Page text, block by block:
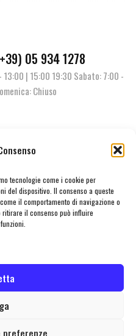
tecnologie come i cookie per
del dispositivo. Il consenso a queste
il comportamento di navigazione o
ritirare il consenso può influire
preferenze
05 934 1278
13:00 | 15:00 19:30 Sabato: 7:00 -
Chiuso
| info@pianetapesca.it
♥ byMADL